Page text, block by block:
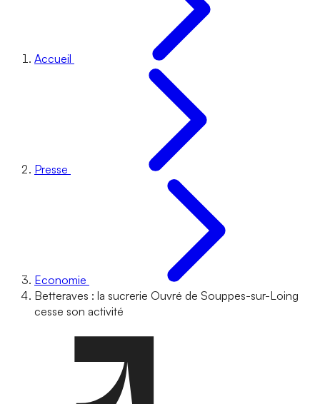
Accueil
Presse
Economie
Betteraves : la sucrerie Ouvré de Souppes-sur-Loing
cesse son activité